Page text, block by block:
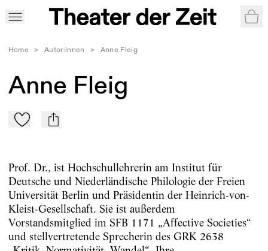
Home > Autor:innen > Anne Fleig
Anne Fleig
Zu Mein-TdZ hinzufügen
mail
Prof. Dr., ist Hochschullehrerin am Institut für
Deutsche und Niederländische Philologie der Freien
Universität Berlin und Präsidentin der Heinrich-von-
Kleist-Gesellschaft. Sie ist außerdem
Vorstandsmitglied im SFB 1171 „Affective Societies“
und stellvertretende Sprecherin des GRK 2638